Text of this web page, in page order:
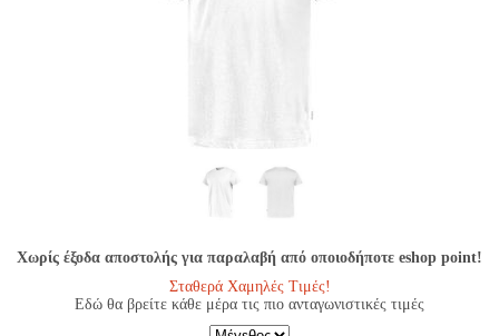
Χωρίς έξοδα αποστολής για παραλαβή από οποιοδήποτε eshop point!
Σταθερά Χαμηλές Τιμές!
Εδώ θα βρείτε κάθε μέρα τις πιο ανταγωνιστικές τιμές